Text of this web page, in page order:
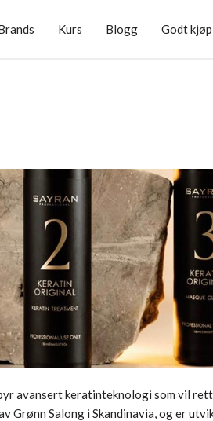
Kurs Blogg Godt kjøp
avansert keratinteknologi som vil
Grønn Salong i Skandinavia, og er